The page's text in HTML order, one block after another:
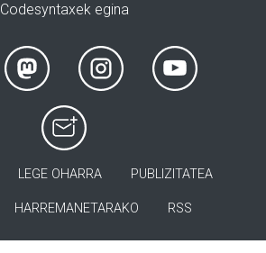
Codesyntaxek egina
LEGE OHARRA PUBLIZITATEA
HARREMANETARAKO RSS